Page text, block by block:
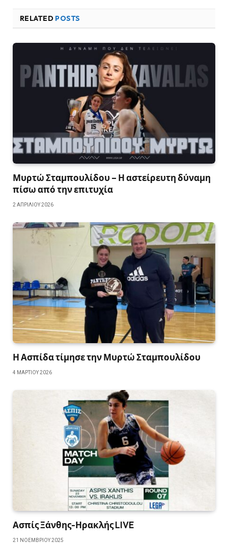
RELATED POSTS
Μυρτώ Σταμπουλίδου – Η αστείρευτη δύναμη
πίσω από την επιτυχία
2 ΑΠΡΙΛΊΟΥ 2026
Η Ασπίδα τίμησε την Μυρτώ Σταμπουλίδου
4 ΜΑΡΤΊΟΥ 2026
Ασπίς Ξάνθης-Ηρακλής LIVE
21 ΝΟΕΜΒΡΊΟΥ 2025